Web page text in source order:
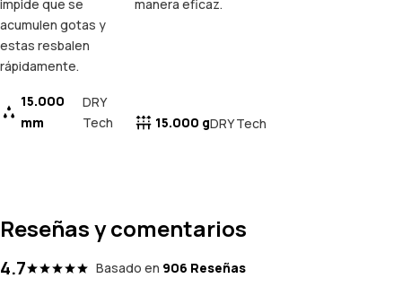
impide que se
acumulen gotas y
estas resbalen
rápidamente.
15.000
mm
DRY
Tech
manera eficaz.
15.000 gDRY Tech
Reseñas y comentarios
4.7 Basado en 906 Reseñas